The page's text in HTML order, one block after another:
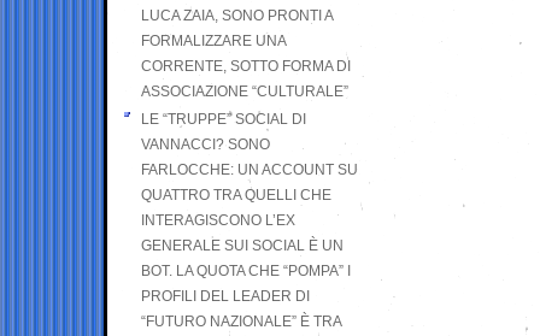
LUCA ZAIA, SONO PRONTI A
FORMALIZZARE UNA
CORRENTE, SOTTO FORMA DI
ASSOCIAZIONE “CULTURALE”
LE “TRUPPE” SOCIAL DI
VANNACCI? SONO
FARLOCCHE: UN ACCOUNT SU
QUATTRO TRA QUELLI CHE
INTERAGISCONO L’EX
GENERALE SUI SOCIAL È UN
BOT. LA QUOTA CHE “POMPA” I
PROFILI DEL LEADER DI
“FUTURO NAZIONALE” È TRA